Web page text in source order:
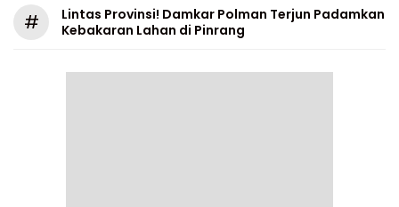
#
Lintas Provinsi! Damkar Polman Terjun Padamkan
Kebakaran Lahan di Pinrang